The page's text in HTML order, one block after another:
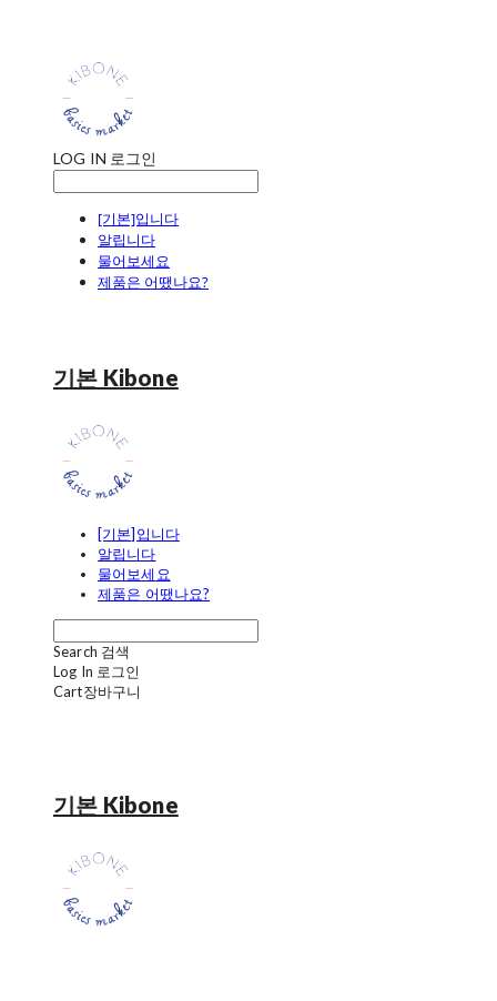
LOG IN 로그인
[기본]입니다
알립니다
물어보세요
제품은 어땠나요?
기본 Kibone
[기본]입니다
알립니다
물어보세요
제품은 어땠나요?
Search 검색
Log In 로그인
Cart장바구니
기본 Kibone